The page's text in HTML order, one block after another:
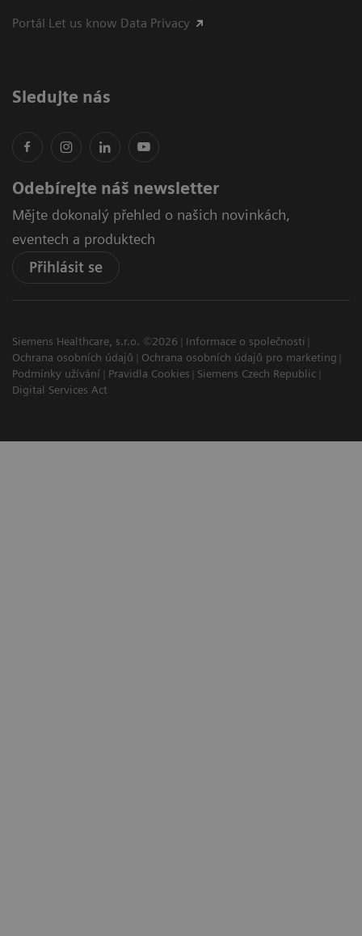
Portál Let us know Data Privacy
Sledujte nás
Odebírejte náš newsletter
Mějte dokonalý přehled o našich novinkách,
eventech a produktech
Přihlásit se
Siemens Healthcare, s.r.o. ©2026
Informace o společnosti
Ochrana osobních údajů
Ochrana osobních údajů pro marketing
Podmínky užívání
Pravidla Cookies
Siemens Czech Republic
Digital Services Act